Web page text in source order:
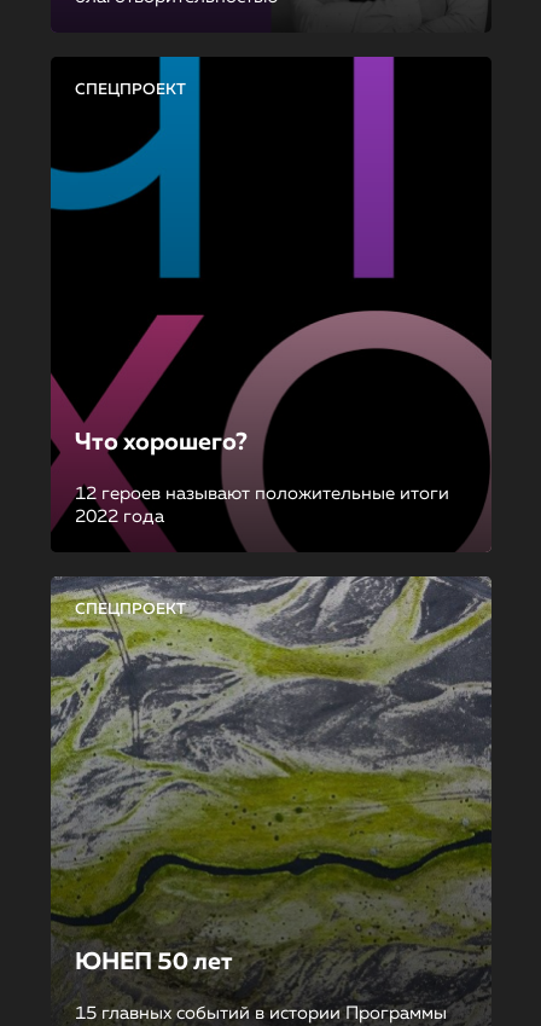
СПЕЦПРОЕКТ
Что хорошего?
12 героев называют положительные итоги
2022 года
СПЕЦПРОЕКТ
ЮНЕП 50 лет
15 главных событий в истории Программы